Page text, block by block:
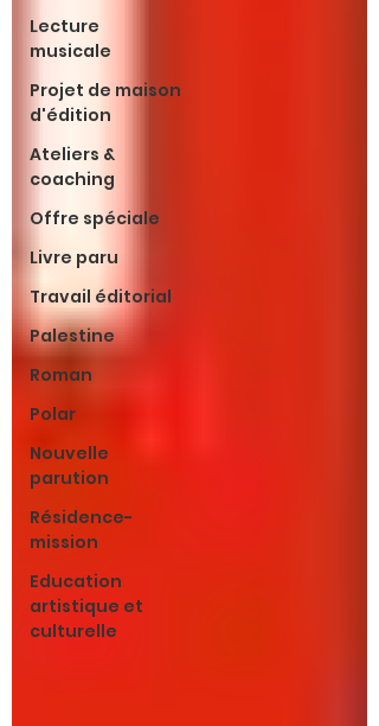
Lecture
musicale
Projet de maison
d'édition
Ateliers &
coaching
Offre spéciale
Livre paru
Travail éditorial
Palestine
Roman
Polar
Nouvelle
parution
Résidence-
mission
Education
artistique et
culturelle